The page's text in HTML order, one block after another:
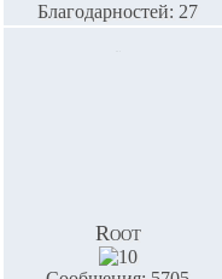
Благодарностей: 27
Root